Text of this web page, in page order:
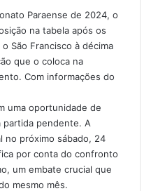
Paraense de 2024, o
na tabela após os
São Francisco à décima
que o coloca na
Com informações do
uma oportunidade de
partida pendente. A
no próximo sábado, 24
por conta do confronto
um embate crucial que
mesmo mês.